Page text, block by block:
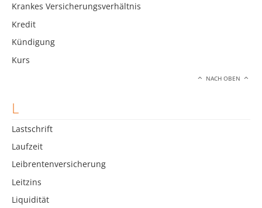
Krankes Versicherungsverhältnis
Kredit
Kündigung
Kurs
NACH OBEN
L
Lastschrift
Laufzeit
Leibrentenversicherung
Leitzins
Liquidität